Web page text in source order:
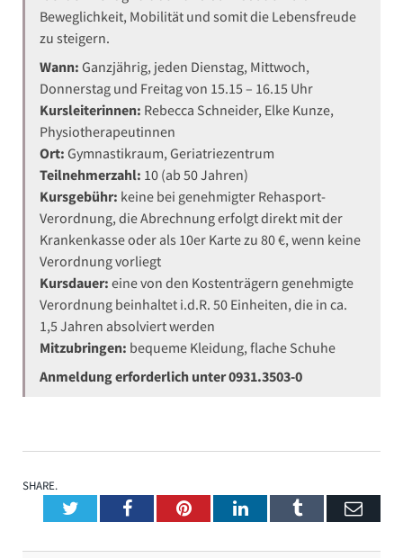
Beweglichkeit, Mobilität und somit die Lebensfreude
zu steigern.
Wann: Ganzjährig, jeden Dienstag, Mittwoch,
Donnerstag und Freitag von 15.15 – 16.15 Uhr
Kursleiterinnen: Rebecca Schneider, Elke Kunze,
Physiotherapeutinnen
Ort: Gymnastikraum, Geriatriezentrum
Teilnehmerzahl: 10 (ab 50 Jahren)
Kursgebühr: keine bei genehmigter Rehasport-
Verordnung, die Abrechnung erfolgt direkt mit der
Krankenkasse oder als 10er Karte zu 80 €, wenn keine
Verordnung vorliegt
Kursdauer: eine von den Kostenträgern genehmigte
Verordnung beinhaltet i.d.R. 50 Einheiten, die in ca.
1,5 Jahren absolviert werden
Mitzubringen: bequeme Kleidung, flache Schuhe
Anmeldung erforderlich unter 0931.3503-0
SHARE.
TwitterFacebookPinterestLinkedInTumblr